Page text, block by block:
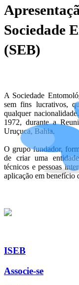
Sociedade
(SEB)
A Sociedade
sem fins lucrativos,
qualquer
1972, durante a
Uruçuca, Bahia.
O grupo fundador,
de criar uma
técnicos e pessoas
aplicação em benefício
ISEB
Associe-se